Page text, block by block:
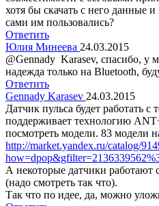
хотя бы скачать с него данные
сами им пользовались?
Ответить
Юлия Минеева 24.03.2015
@Gennady Karasev, спасибо, у
надежда только на Bluetooth,
Ответить
Gennady Karasev 24.03.2015
Датчик пульса будет работать с
поддерживает технологию
посмотреть модели. 83 модели
http://market.yandex.ru/catalog/
А некоторые датчики работают
(надо смотреть так что).
Так что по идее, да, можно